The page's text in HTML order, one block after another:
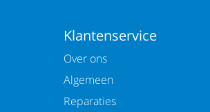
Klantenservice
Over ons
Algemeen
Reparaties